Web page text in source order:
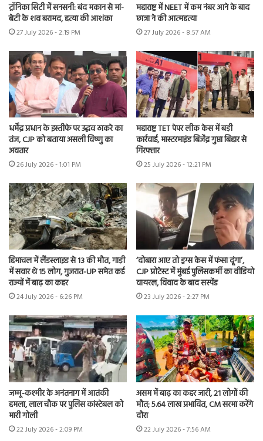
ट्रॉनिका सिटी में सनसनी: बंद मकान से मां-
बेटी के शव बरामद, हत्या की आशंका
27 July 2026 - 2:19 PM
महाराष्ट्र में NEET में कम नंबर आने के बाद
छात्रा ने की आत्महत्या
27 July 2026 - 8:57 AM
धर्मेंद्र प्रधान के इस्तीफे पर उद्धव ठाकरे का
तंज, CJP को बताया असली विष्णु का
अवतार
26 July 2026 - 1:01 PM
महाराष्ट्र TET पेपर लीक केस में बड़ी
कार्रवाई, मास्टरमाइंड बिजेंद्र गुप्ता बिहार से
गिरफ्तार
25 July 2026 - 12:21 PM
हिमाचल में लैंडस्लाइड से 13 की मौत, गाड़ी
में सवार थे 15 लोग, गुजरात-UP समेत कई
राज्यों में बाढ़ का कहर
24 July 2026 - 6:26 PM
‘दोबारा आए तो ड्रग्स केस में फंसा दूंगा’,
CJP प्रोटेस्ट में मुंबई पुलिसकर्मी का वीडियो
वायरल, विवाद के बाद सस्पेंड
23 July 2026 - 2:27 PM
जम्मू-कश्मीर के अनंतनाग में आतंकी
हमला, लाल चौक पर पुलिस कांस्टेबल को
मारी गोली
22 July 2026 - 2:09 PM
असम में बाढ़ का कहर जारी, 21 लोगों की
मौत; 5.64 लाख प्रभावित, CM सरमा करेंगे
दौरा
22 July 2026 - 7:56 AM